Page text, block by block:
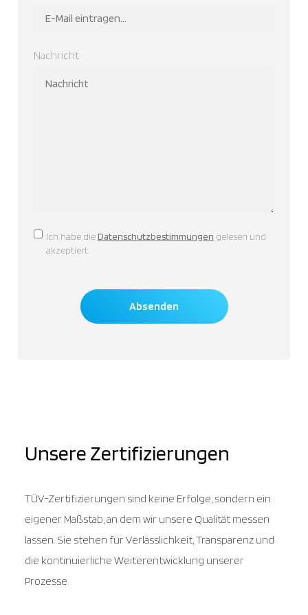
Nachricht
Consent
Ich habe die Datenschutzbestimmungen gelesen und
akzeptiert.
Absenden
Unsere Zertifizierungen
TÜV-Zertifizierungen sind keine Erfolge, sondern ein
eigener Maßstab, an dem wir unsere Qualität messen
lassen. Sie stehen für Verlässlichkeit, Transparenz und
die kontinuierliche Weiterentwicklung unserer
Prozesse.